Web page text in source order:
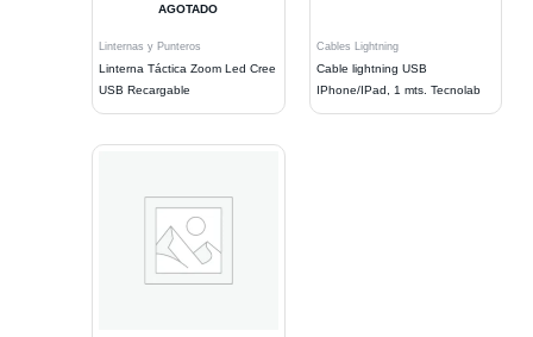
AGOTADO
Linternas y Punteros
Linterna Táctica Zoom Led Cree
USB Recargable
Cables Lightning
Cable lightning USB
IPhone/IPad, 1 mts. Tecnolab